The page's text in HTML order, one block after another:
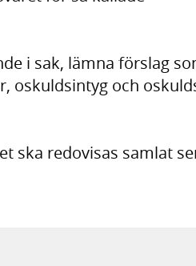
i sak, lämna förslag
oskulds­intyg och
ska redovisas samlat